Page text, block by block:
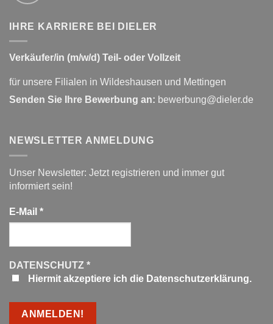
IHRE KARRIERE BEI DIELER
Verkäufer/in (m/w/d) Teil- oder Vollzeit
für unsere Filialen in Wildeshausen und Mettingen
Senden Sie Ihre Bewerbung an: bewerbung@dieler.de
NEWSLETTER ANMELDUNG
Unser Newsletter: Jetzt registrieren und immer gut
informiert sein!
E-Mail *
DATENSCHUTZ *
Hiermit akzeptiere ich die Datenschutzerklärung.